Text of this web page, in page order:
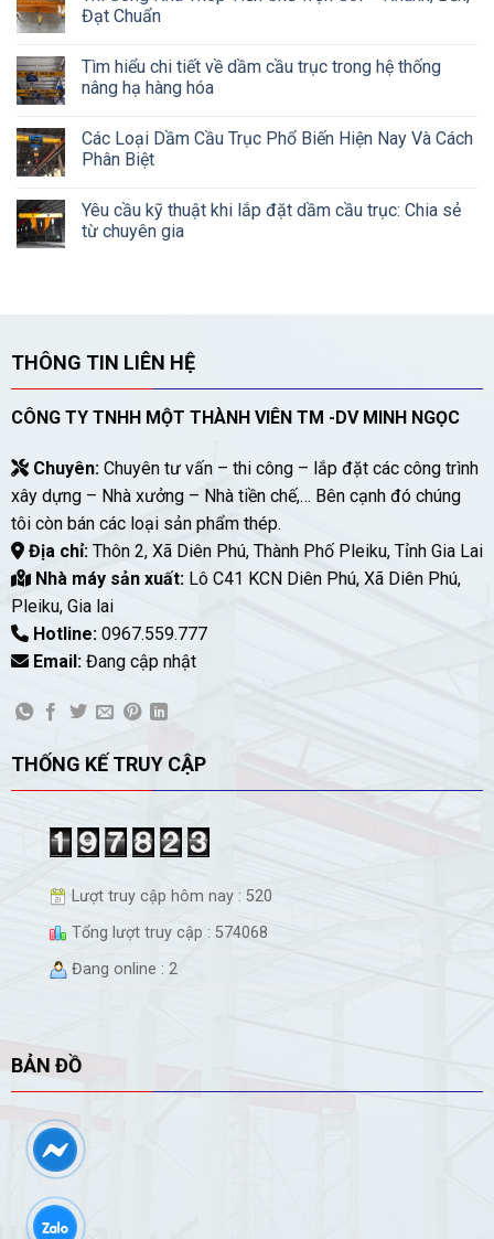
Đạt Chuẩn
Tìm hiểu chi tiết về dầm cầu trục trong hệ thống
nâng hạ hàng hóa
Các Loại Dầm Cầu Trục Phổ Biến Hiện Nay Và Cách
Phân Biệt
Yêu cầu kỹ thuật khi lắp đặt dầm cầu trục: Chia sẻ
từ chuyên gia
THÔNG TIN LIÊN HỆ
CÔNG TY TNHH MỘT THÀNH VIÊN TM -DV MINH NGỌC
Chuyên:Chuyên tư vấn – thi công – lắp đặt các công trình
xây dựng – Nhà xưởng – Nhà tiền chế,… Bên cạnh đó chúng
tôi còn bán các loại sản phẩm thép.
Địa chỉ:Thôn 2, Xã Diên Phú, Thành Phố Pleiku, Tỉnh Gia Lai
Nhà máy sản xuất:Lô C41 KCN Diên Phú, Xã Diên Phú,
Pleiku, Gia lai
Hotline:0967.559.777
Email:Đang cập nhật
THỐNG KẾ TRUY CẬP
Lượt truy cập hôm nay : 520
Tổng lượt truy cập : 574068
Đang online : 2
BẢN ĐỒ